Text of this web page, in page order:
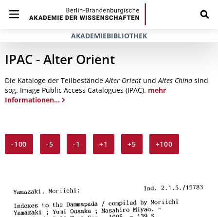
AKADEMIEBIBLIOTHEK
IPAC - Alter Orient
Die Kataloge der TeilbeständeAlter Orient undAltes China sind
sog. Image Public Access Catalogues (IPAC). mehr
Informationen...
-100 -5 -1 +1 +5 +100